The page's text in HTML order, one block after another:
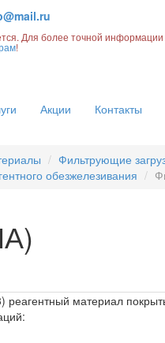
Для более точной информации
!
Акции Контакты
Фильтрующие
обезжелезивания
материал